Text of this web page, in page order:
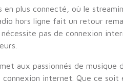
en plus connecté, où le
hors ligne fait un retour
nécessite pas de connexion
aux passionnés de
connexion internet. Que ce